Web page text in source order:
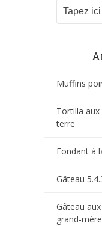
Muffins
Tortilla
terre
Fondant à
Gâteau
Gâteau
grand-mère